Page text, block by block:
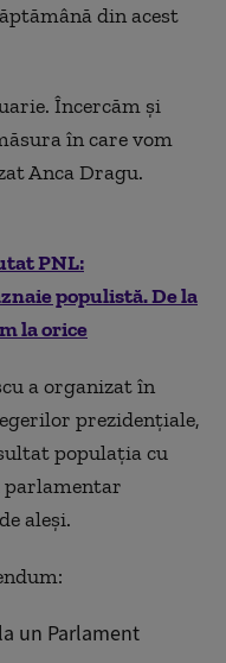
din acest
Încercăm și
în care vom
Anca Dragu.
PNL:
populistă. De la
la orice
a organizat în
prezidențiale,
populația cu
parlamentar
aleși.
un Parlament